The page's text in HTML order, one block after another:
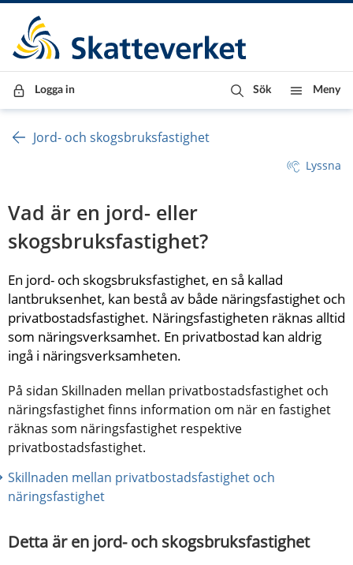
Till innehåll
Till navigationen
Till chattrobot
Logga in Sök Meny
Jord- och skogsbruksfastighet
Lyssna
Vad är en jord- eller
skogsbruksfastighet?
En jord- och skogsbruksfastighet, en så kallad
lantbruksenhet, kan bestå av både näringsfastighet och
privatbostadsfastighet. Näringsfastigheten räknas alltid
som näringsverksamhet. En privatbostad kan aldrig
ingå i näringsverksamheten.
På sidan Skillnaden mellan privatbostadsfastighet och ​
näringsfastighet finns information om när en fastighet
räknas som näringsfastighet respektive
privatbostadsfastighet.
Skillnaden mellan privatbostadsfastighet och ​
näringsfastighet
Detta är en jord- och skogsbruksfastighet